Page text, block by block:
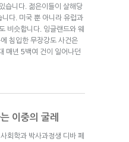
습니다. 젊은이들이 살해당
다. 미국 뿐 아니라 유럽과
비슷합니다. 잉글랜드와 웨
침입한 무장강도 사건은
매년 5백여 건이 일어나던
이중의 굴레
회학과 박사과정생 디바 페